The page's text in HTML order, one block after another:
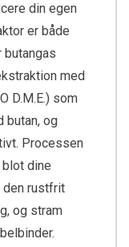
din egen
er både
med
D.M.E.) som
butan, og
Processen
blot dine
rustfrit
og stram